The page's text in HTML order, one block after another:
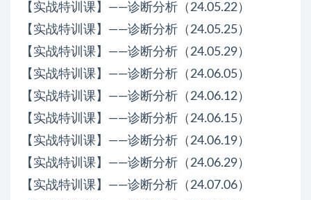
【实战特训课】——诊断分析（24.05.22）
【实战特训课】——诊断分析（24.05.25）
【实战特训课】——诊断分析（24.05.29）
【实战特训课】——诊断分析（24.06.05）
【实战特训课】——诊断分析（24.06.12）
【实战特训课】——诊断分析（24.06.15）
【实战特训课】——诊断分析（24.06.19）
【实战特训课】——诊断分析（24.06.29）
【实战特训课】——诊断分析（24.07.06）